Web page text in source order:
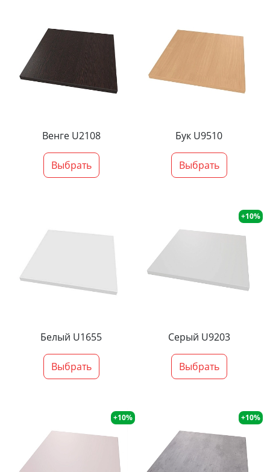
Венге U2108
Выбрать
Бук U9510
Выбрать
Белый U1655
Выбрать
+10%
Серый U9203
Выбрать
+10% +10%